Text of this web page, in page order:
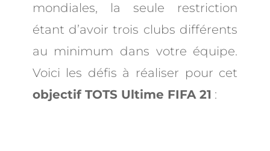
mondiales, la seule restriction
étant d’avoir trois clubs différents
au minimum dans votre équipe.
Voici les défis à réaliser pour cet
objectif TOTS Ultime FIFA 21 :